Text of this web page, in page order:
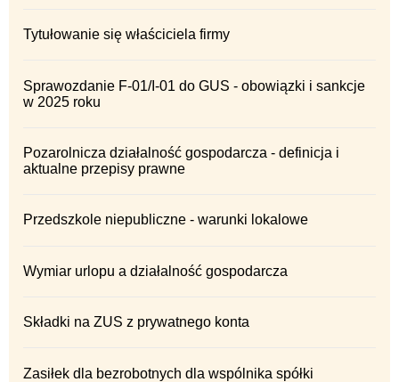
Tytułowanie się właściciela firmy
Sprawozdanie F-01/I-01 do GUS - obowiązki i sankcje
w 2025 roku
Pozarolnicza działalność gospodarcza - definicja i
aktualne przepisy prawne
Przedszkole niepubliczne - warunki lokalowe
Wymiar urlopu a działalność gospodarcza
Składki na ZUS z prywatnego konta
Zasiłek dla bezrobotnych dla wspólnika spółki